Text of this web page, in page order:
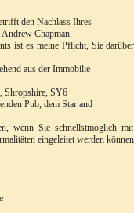
den Nachlass Ihres
Chapman.
ist es meine Pflicht, Sie
aus der Immobilie
Shropshire, SY6
Pub, dem Star and
wenn Sie schnellstmöglich
eingeleitet werden